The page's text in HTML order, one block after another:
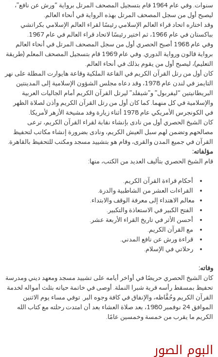
سنوات. وفي عام 1964 قام بتسجيل المصحف المرتل برواية “ورش عن نافع”،
ليصبح أول من سجل المصحف المرتل بهذه الرواية في أنحاء العالم.
وقد اختاره اتحاد قراء العالم الإسلامي رئيسًا لقراء العالم الإسلامي بكراتشي
بباكستان في عام 1966، ثم اختير رئيسًا لاتحاد قراء العالم في عام 1967.
وفي عام 1968 أصبح الحصري أول من سجل المصحف المرتل في أنحاء العالم
برواية قالون ورواية الدوري. وفي عام 1969 قام بتسجيل المصحف المعلم (طريقة
التعليم)، ليصبح أول من يقوم بذلك في أنحاء العالم.
كان أول من رتل القرآن الكريم في القاعة الملكية وقاعة هايوارت المطلة على نهر
التايمز في لندن عام 1978، وقد دعاه مجلس الشؤون الإسلامية إلى المدينتين
البريطانيتين “ليفربول” و”شيفلد” ليرتل القرآن الكريم أمام الجاليات العربية
والإسلامية في كل منهما. كما كان أول من رتل القرآن الكريم وأذن لصلاة الظهر
في الكونجرس الأمريكي عام 1978 أثناء زيارة وفد مشيخة الأزهر لأمريكا.
كان الشيخ الحصري أول من نادى بإنشاء نقابة لقراء القرآن الكريم، ترعى
مصالحهم وتضمن لهم سبل العيش الكريم، ونادى بضرورة إنشاء مكاتب لتحفيظ
القرآن في جميع المدن والقرى، وقام هو بتشييد مسجد ومكتب للتحفيظ بالقاهرة.
مؤلفاته:
قام الشيخ الحصري بتأليف العديد من الكتب، منها:
أحكام قراءة القرآن الكريم.
القراءات العشر من الشاطبية والدرة.
معالم الاهتداء إلى معرفة الوقف والابتداء.
الفتح الكبير في الاستعاذة والتكبير.
أحسن الأثر في تاريخ القراء الأربعة عشر.
مع القرآن الكريم.
قراءة ورش عن نافع المدني.
رحلاتي في الإسلام.
وفاته:
كان الشيخ الحصري حريصًا في أواخر أيامه على تشييد مسجد ومعهد ديني ومدرسة
تحفيظ بمسقط رأسه قرية شبرا النملة. أوصى في خاتمة حياته بثلث أمواله لخدمة
القرآن الكريم وحُفَّاظه، والإنفاق في كافة وجوه البر. توفي مساء يوم الاثنين
الموافق 24 نوفمبر 1980، بعد صلاة العشاء بعد أن امتدت رحلته مع كتاب الله
الكريم ما يقرب من خمسة وخمسين عامًا.
البوم الصور